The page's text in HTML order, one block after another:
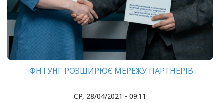
ІФНТУНГ РОЗШИРЮЄ МЕРЕЖУ ПАРТНЕРІВ
СР, 28/04/2021 - 09:11